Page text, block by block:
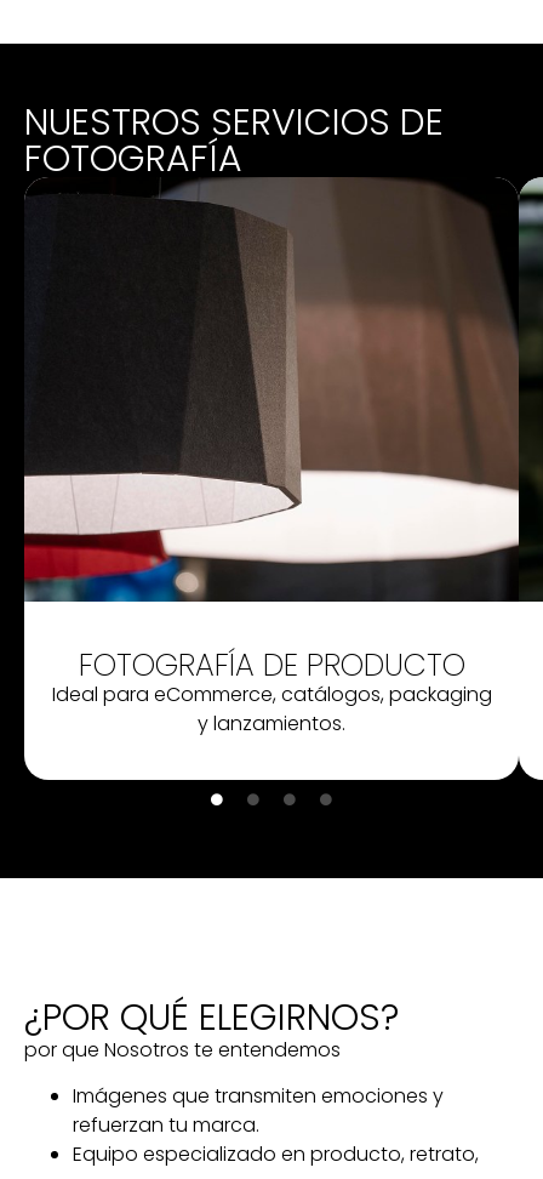
NUESTROS SERVICIOS DE
FOTOGRAFÍA
FOTOGRAFÍA DE PRODUCTO
Ideal para eCommerce, catálogos, packaging
y lanzamientos.
¿POR QUÉ ELEGIRNOS?
por que Nosotros te entendemos
Imágenes que transmiten emociones y
refuerzan tu marca.
Equipo especializado en producto, retrato,